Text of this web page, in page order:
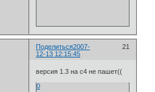
Поделиться 21
2007-
12-13 12:15:45
версия 1.3 на с4 не пашет((
0